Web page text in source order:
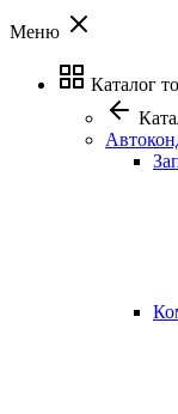
Меню
Каталог